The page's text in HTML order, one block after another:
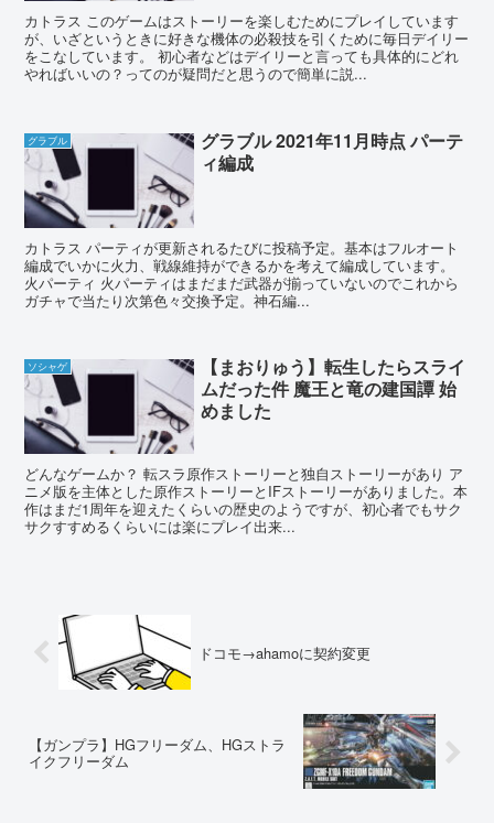
カトラス このゲームはストーリーを楽しむためにプレイしています
が、いざというときに好きな機体の必殺技を引くために毎日デイリー
をこなしています。 初心者などはデイリーと言っても具体的にどれ
やればいいの？ってのが疑問だと思うので簡単に説...
グラブル
グラブル 2021年11月時点 パーテ
ィ編成
カトラス パーティが更新されるたびに投稿予定。基本はフルオート
編成でいかに火力、戦線維持ができるかを考えて編成しています。
火パーティ 火パーティはまだまだ武器が揃っていないのでこれから
ガチャで当たり次第色々交換予定。神石編...
ソシャゲ
【まおりゅう】転生したらスライ
ムだった件 魔王と竜の建国譚 始
めました
どんなゲームか？ 転スラ原作ストーリーと独自ストーリーがあり ア
ニメ版を主体とした原作ストーリーとIFストーリーがありました。本
作はまだ1周年を迎えたくらいの歴史のようですが、初心者でもサク
サクすすめるくらいには楽にプレイ出来...
ドコモ→ahamoに契約変更
【ガンプラ】HGフリーダム、HGストラ
イクフリーダム